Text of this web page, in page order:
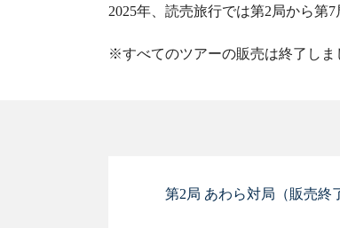
2025年、読売旅行では第2局から第
※すべてのツアーの販売は終了しま
第2局 あわら対局（販売終